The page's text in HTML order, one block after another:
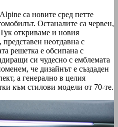
са новите сред петте
Останалите са червен,
откриваме и новия
неотдавна с
решетка е обсипана с
си чудесно с емблемата
че дизайнът е създаден
а генерално в целия
към стилови модели от 70-те.